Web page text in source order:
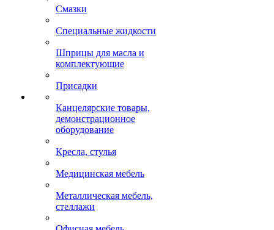
Смазки
Специальные жидкости
Шприцы для масла и
комплектующие
Присадки
Канцелярские товары,
демонстрационное
оборудование
Кресла, стулья
Медицинская мебель
Металлическая мебель,
стеллажи